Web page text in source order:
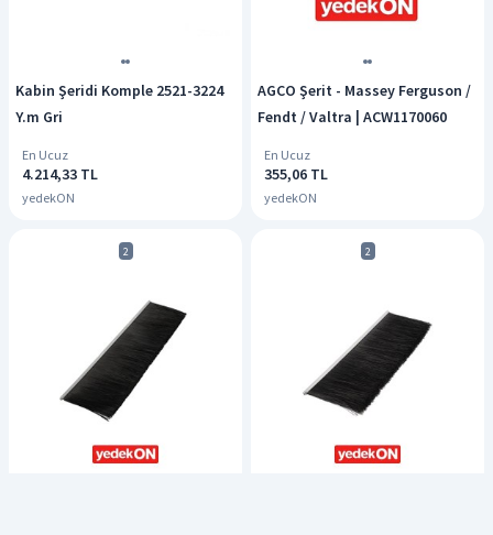
Kabin Şeridi Komple 2521-3224
Y.m Gri
En Ucuz
4.214,33 TL
yedekON
AGCO Şerit - Massey Ferguson /
Fendt / Valtra | ACW1170060
En Ucuz
355,06 TL
yedekON
2 2